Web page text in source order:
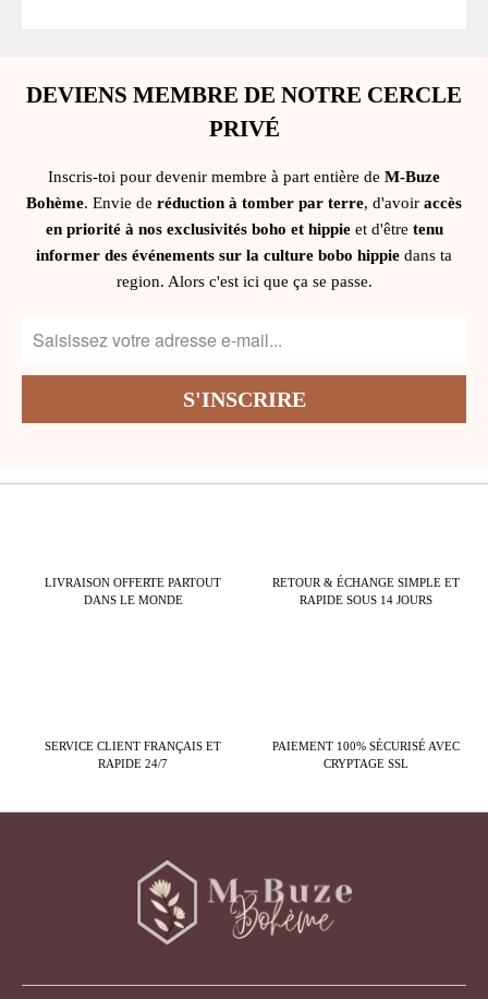
DEVIENS MEMBRE DE NOTRE CERCLE
PRIVÉ
Inscris-toi pour devenir membre à part entière de M-Buze
Bohème. Envie de réduction à tomber par terre, d'avoir accès
en priorité à nos exclusivités boho et hippieet d'être tenu
informer des événements sur la culture bobo hippie dans ta
region. Alors c'est ici que ça se passe.
LIVRAISON OFFERTE PARTOUT
DANS LE MONDE
RETOUR & ÉCHANGE SIMPLE ET
RAPIDE SOUS 14 JOURS
SERVICE CLIENT FRANÇAIS ET
RAPIDE 24/7
PAIEMENT 100% SÉCURISÉ AVEC
CRYPTAGE SSL